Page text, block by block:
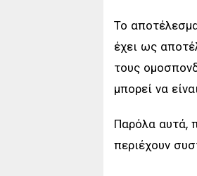
Το
έχει ως
τους
μπορεί να
Παρόλα αυτά,
περιέχουν